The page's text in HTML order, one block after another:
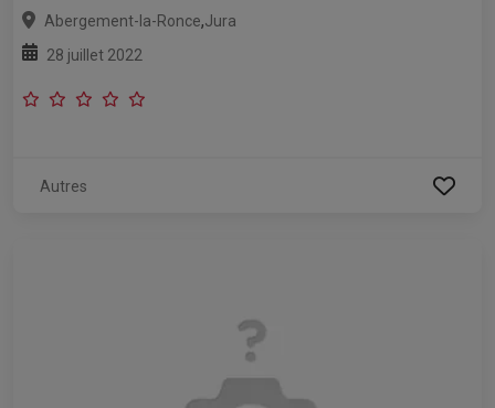
Abergement-la-Ronce,Jura
28 juillet 2022
Autres